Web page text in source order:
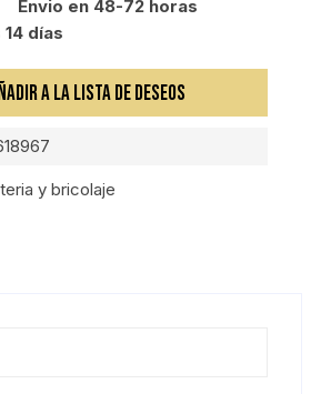
Envio en 48-72 horas
días
A LA LISTA DE DESEOS
y bricolaje